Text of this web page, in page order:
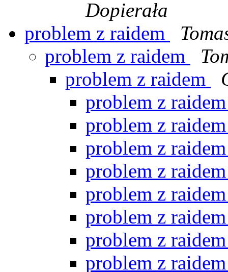
Dopierała
problem z raidem
problem z raidem
problem z raidem
problem z
problem z
problem z
problem z
problem z
problem z
problem z
problem z